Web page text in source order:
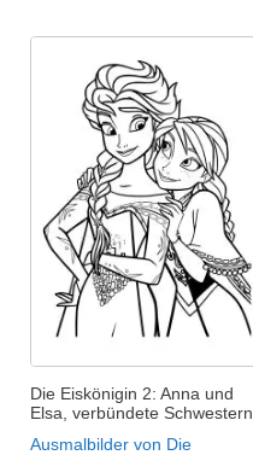
Die Eiskönigin 2: Anna und
Elsa, verbündete Schwestern
Ausmalbilder von Die